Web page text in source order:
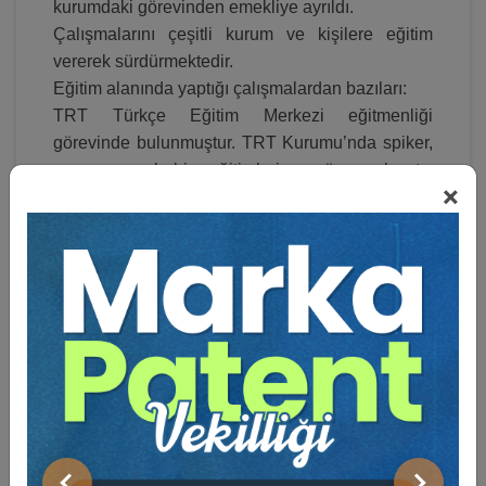
×
kurumdaki görevinden emekliye ayrıldı.
Çalışmalarını çeşitli kurum ve kişilere eğitim
vererek sürdürmektedir.
Eğitim alanında yaptığı çalışmalardan bazıları:
TRT Türkçe Eğitim Merkezi eğitmenliği
görevinde bulunmuştur. TRT Kurumu’nda spiker,
sunucu, muhabir eğitimlerine görev almıştır.
Bölümü’nde Diksiyon dersi öğretim görevlisi
olarak çalışmıştır. Ankara Üniversitesi Kültür ve
Sanat Merkezinde 2017’den bu yana Diksiyon,
güzel konuşma ve hitabet dersleri vermektedir.
Global Kariyer eğitim kurumunda 2015’den beri
diksiyon öğretmenidir.Çeşitli kurumlara verdiği
eğitimlerin yanı sıra 2015-2017-2018 yllarında
Adalet Akademisi bünyesinde hâkim ve savcılara
da eğitim vermiştir.
2017 yılında Mesleki Yeterlilik Kurumu tarafından